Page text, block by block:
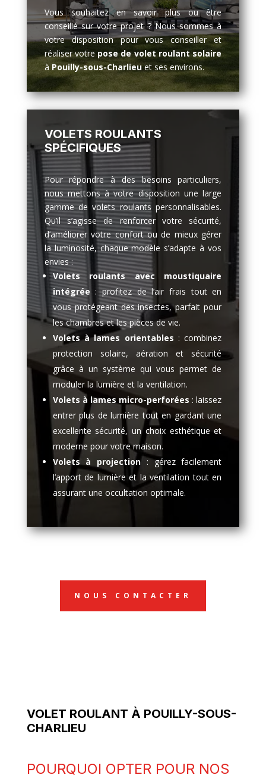
Vous souhaitez en savoir plus ou être
conseillé sur votre projet ? Nous sommes à
votre disposition pour vous conseiller et
réaliser votre pose de volet roulant solaire
à Pouilly-sous-Charlieuet ses environs.
VOLETS ROULANTS
SPÉCIFIQUES
Pour répondre à des besoins particuliers,
nous mettons à votre disposition une large
gamme de volets roulants personnalisables.
Qu’il s’agisse de renforcer votre sécurité,
d’améliorer votre confort ou de mieux gérer
la luminosité, chaque modèle s’adapte à vos
envies :
Volets roulants avec moustiquaire
intégrée : profitez de l’air frais tout en
vous protégeant des insectes, parfait pour
les chambres et les pièces de vie.
Volets à lames orientables : combinez
protection solaire, aération et sécurité
grâce à un système qui vous permet de
moduler la lumière et la ventilation.
Volets à lames micro-perforées : laissez
entrer plus de lumière tout en gardant une
excellente sécurité, un choix esthétique et
moderne pour votre maison.
Volets à projection: gérez facilement
l’apport de lumière et la ventilation tout en
assurant une occultation optimale.
NOUS CONTACTER
VOLET ROULANT À POUILLY-SOUS-
CHARLIEU
POURQUOI OPTER POUR NOS